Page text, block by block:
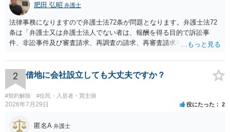
肥田 弘昭 弁護士
法律事務になりますので弁護士法72条が問題となります。弁護士法72
条は「弁護士又は弁護士法人でない者は、報酬を得る目的で訴訟事
件、非訟事件及び審査請求、再調査の請求、再審査請求等行政庁に対
しくは和解その他の法律事務を取り扱い、又はこれらの周旋をするこ
とを業とすることができない。ただし、この法律又は他の法律に別段
の定めがある場合は、この限りでない。」とのことから、報酬を得る
目的がないのであれば適法です。なぜなら、弁護士法72条に違反しな
いのであれば、委任については無償で委任者が受任者に委任できるか
2 借地に会社設立しても大丈夫ですか？
#契約解除 #住民・入居者・買主側
2026年7月29日 役にたった 2
匿名A 弁護士